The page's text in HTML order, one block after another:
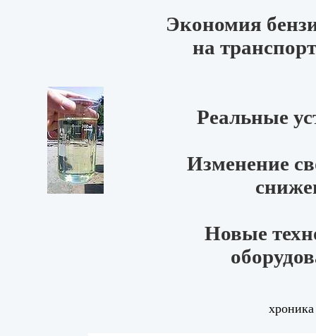
Экономия
на
Реальные
Изменение
Новые